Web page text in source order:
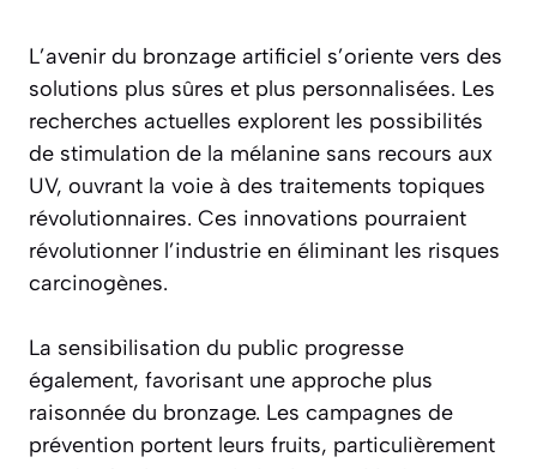
L’avenir du bronzage artificiel s’oriente vers des
solutions plus sûres et plus personnalisées. Les
recherches actuelles explorent les possibilités
de stimulation de la mélanine sans recours aux
UV, ouvrant la voie à des traitements topiques
révolutionnaires. Ces innovations pourraient
révolutionner l’industrie en éliminant les risques
carcinogènes.
La sensibilisation du public progresse
également, favorisant une approche plus
raisonnée du bronzage. Les campagnes de
prévention portent leurs fruits, particulièrement